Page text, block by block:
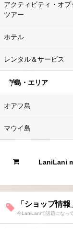
アクティビティ・オプ
ツアー
ホテル
レンタル＆サービス
島・エリア
オアフ島
マウイ島
LaniLani
「ショップ情
今LaniLaniで話題になっ